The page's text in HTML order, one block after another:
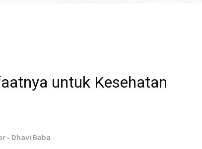
untuk Kesehatan
- Dhavi Baba